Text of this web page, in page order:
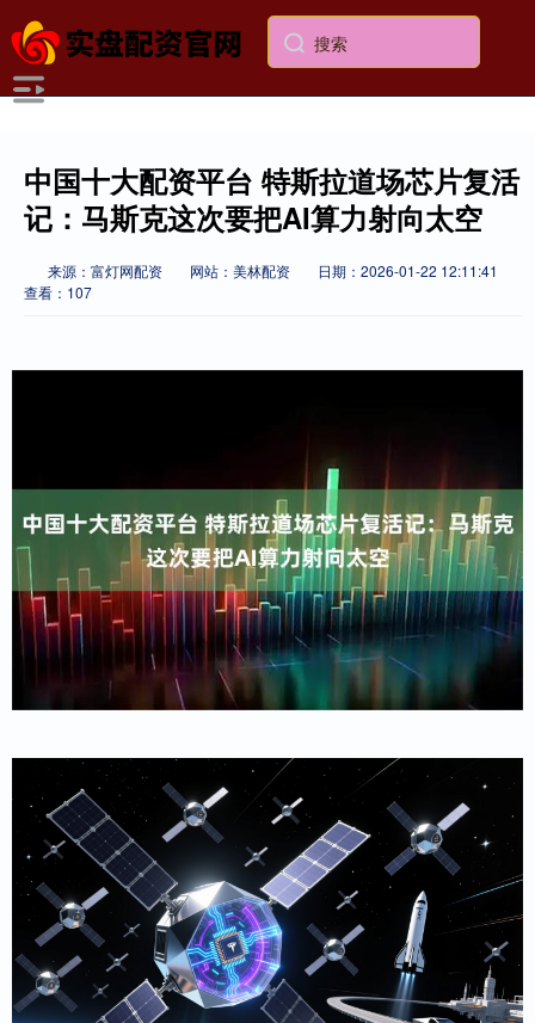
中国十大配资平台 特斯拉道场芯片复活
记：马斯克这次要把AI算力射向太空
来源：富灯网配资 网站：美林配资
日期：2026-01-22 12:11:41
查看：107